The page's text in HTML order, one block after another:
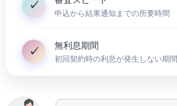
申込から結果通知までの所要時間
無利息期間
初回契約時の利息が発生しない期間